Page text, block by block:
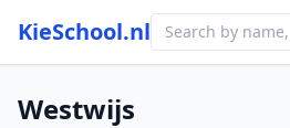
KieSchool.nl
Westwijs